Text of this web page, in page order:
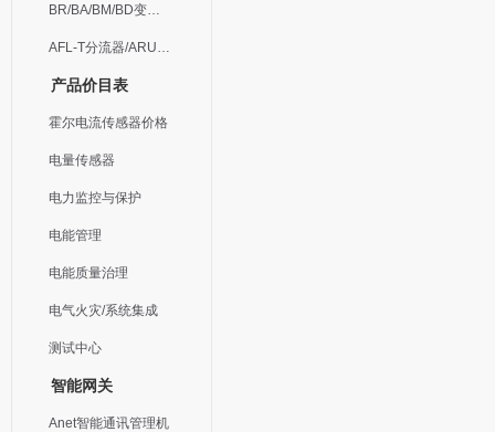
BR/BA/BM/BD变送器
AFL-T分流器/ARU浪涌保护器
产品价目表
霍尔电流传感器价格
电量传感器
电力监控与保护
电能管理
电能质量治理
电气火灾/系统集成
测试中心
智能网关
Anet智能通讯管理机